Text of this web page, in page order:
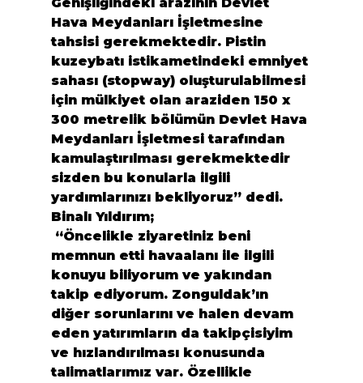
Hava Meydanları İşletmesine
tahsisi gerekmektedir. Pistin
kuzeybatı istikametindeki emniyet
sahası (stopway) oluşturulabilmesi
için mülkiyet olan araziden 150 x
300 metrelik bölümün Devlet Hava
Meydanları İşletmesi tarafından
kamulaştırılması gerekmektedir
sizden bu konularla ilgili
yardımlarınızı bekliyoruz” dedi.
Binalı Yıldırım;
memnun etti havaalanı ile ilgili
konuyu biliyorum ve yakından
takip ediyorum. Zonguldak’ın
diğer sorunlarını ve halen devam
eden yatırımların da takipçisiyim
ve hızlandırılması konusunda
talimatlarımız var. Özellikle